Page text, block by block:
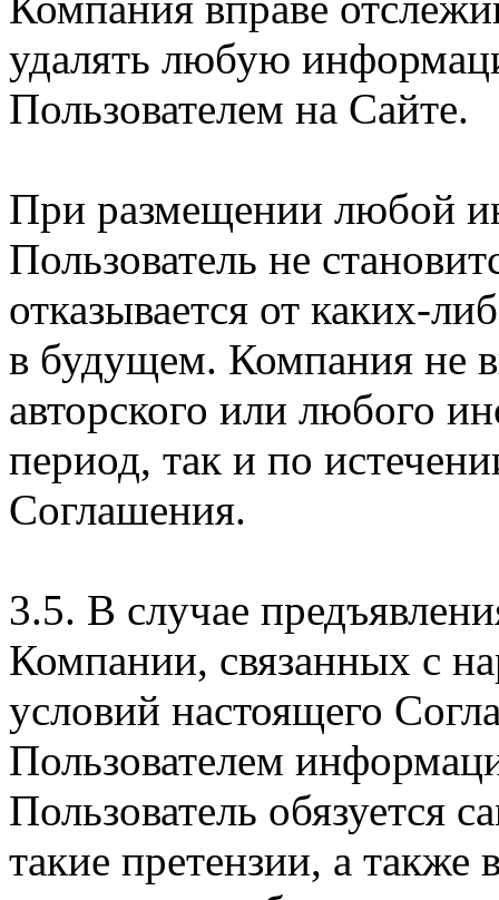
удалять любую
Пользователем на Сайте.
При размещении любой
Пользователь не
отказывается от каких-
в будущем. Компания не
авторского или любого
период, так и по
Соглашения.
3.5. В случае
Компании, связанных с
условий настоящего
Пользователем
Пользователь обязуется
такие претензии, а также